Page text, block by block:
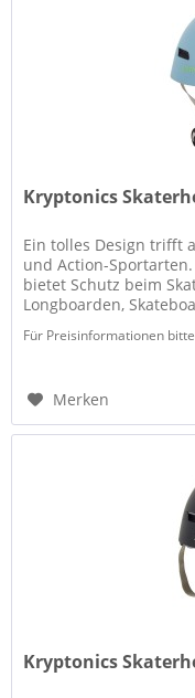
Kryptonics
Ein tolles Design trifft
und Action-
bietet Schutz beim
Longboarden,
Für Preisinformationen bitte
Merken
Kryptonics